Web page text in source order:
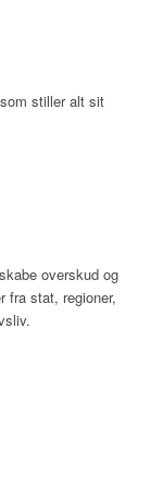
stiller alt sit
overskud og
fra stat, regioner,